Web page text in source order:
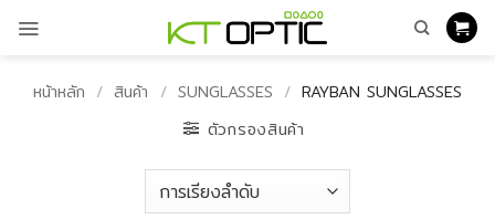
เนื้อหาหน้าหลัก / สินค้า / SUNGLASSES / RAYBAN SUNGLASSES
ตัวกรองสินค้า